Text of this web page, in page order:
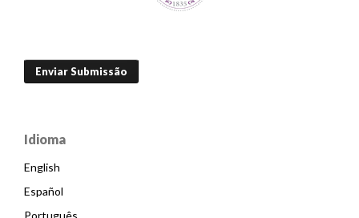
Enviar Submissão
Idioma
English
Español